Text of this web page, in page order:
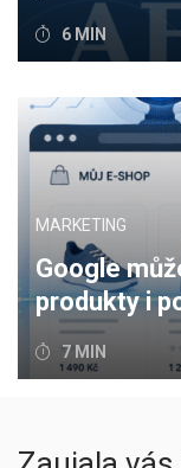
6 MIN
MARKETING
Google
produkty i
7 MIN